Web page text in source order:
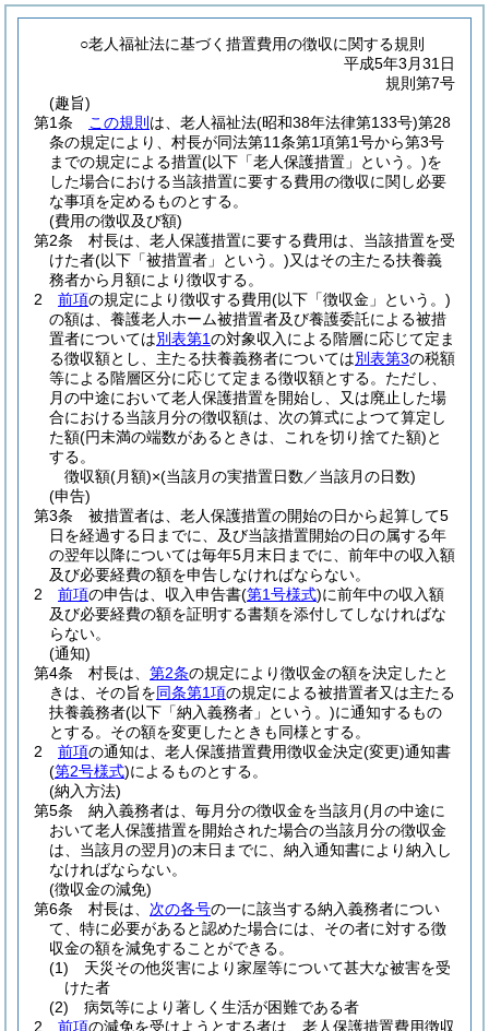
○老人福祉法に基づく措置費用の徴収に関する規則
平成5年3月31日
規則第7号
(趣旨)
第1条
この規則 は、老人福祉法(昭和38年法律第133号)第28
条の規定により、村長が同法第11条第1項第1号から第3号
までの規定による措置(以下「老人保護措置」という。)を
した場合における当該措置に要する費用の徴収に関し必要
な事項を定めるものとする。
(費用の徴収及び額)
第2条
村長は、老人保護措置に要する費用は、当該措置を受
けた者(以下「被措置者」という。)又はその主たる扶養義
務者から月額により徴収する。
2
前項の規定により徴収する費用(以下「徴収金」という。)
の額は、養護老人ホーム被措置者及び養護委託による被措
置者については別表第1の対象収入による階層に応じて定ま
る徴収額とし、主たる扶養義務者については別表第3の税額
等による階層区分に応じて定まる徴収額とする。 ただし、
月の中途において老人保護措置を開始し、又は廃止した場
合における当該月分の徴収額は、次の算式によつて算定し
た額(円未満の端数があるときは、これを切り捨てた額)と
する。
徴収額(月額)×(当該月の実措置日数／当該月の日数)
(申告)
第3条
被措置者は、老人保護措置の開始の日から起算して5
日を経過する日までに、及び当該措置開始の日の属する年
の翌年以降については毎年5月末日までに、前年中の収入額
及び必要経費の額を申告しなければならない。
2
前項の申告は、収入申告書(第1号様式)に前年中の収入額
及び必要経費の額を証明する書類を添付してしなければな
らない。
(通知)
第4条
村長は、 第2条の規定により徴収金の額を決定したと
きは、その旨を同条第1項の規定による被措置者又は主たる
扶養義務者(以下「納入義務者」という。)に通知するもの
とする。 その額を変更したときも同様とする。
2
前項の通知は、老人保護措置費用徴収金決定(変更)通知書
(第2号様式)によるものとする。
(納入方法)
第5条
納入義務者は、毎月分の徴収金を当該月(月の中途に
おいて老人保護措置を開始された場合の当該月分の徴収金
は、当該月の翌月)の末日までに、納入通知書により納入し
なければならない。
(徴収金の減免)
第6条
村長は、 次の各号の一に該当する納入義務者につい
て、特に必要があると認めた場合には、その者に対する徴
収金の額を減免することができる。
(1)
天災その他災害により家屋等について甚大な被害を受
けた者
(2)
病気等により著しく生活が困難である者
2
前項の減免を受けようとする者は、老人保護措置費用徴収